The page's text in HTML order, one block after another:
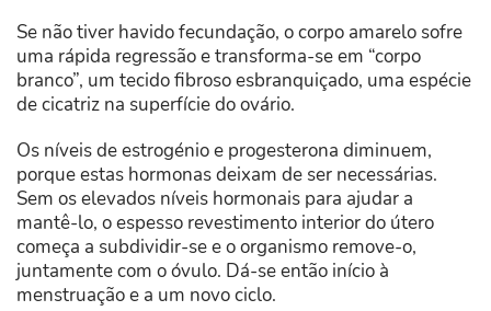
Se não tiver havido fecundação, o corpo amarelo sofre
uma rápida regressão e transforma-se em “corpo
branco”, um tecido fibroso esbranquiçado, uma espécie
de cicatriz na superfície do ovário.
Os níveis de estrogénio e progesterona diminuem,
porque estas hormonas deixam de ser necessárias.
Sem os elevados níveis hormonais para ajudar a
mantê-lo, o espesso revestimento interior do útero
começa a subdividir-se e o organismo remove-o,
juntamente com o óvulo. Dá-se então início à
menstruação e a um novo ciclo.